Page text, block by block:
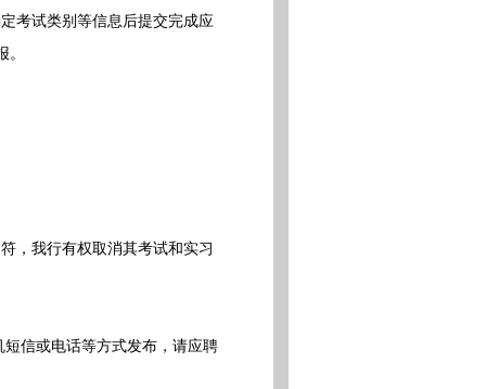
考试类别等信息后提交完成应
，我行有权取消其考试和实习
信或电话等方式发布，请应聘